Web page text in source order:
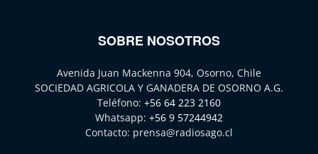
SOBRE NOSOTROS
Avenida Juan Mackenna 904, Osorno, Chile
SOCIEDAD AGRICOLA Y GANADERA DE OSORNO A.G.
Teléfono: +56 64 223 2160
Whatsapp: +56 9 57244942
Contacto: prensa@radiosago.cl